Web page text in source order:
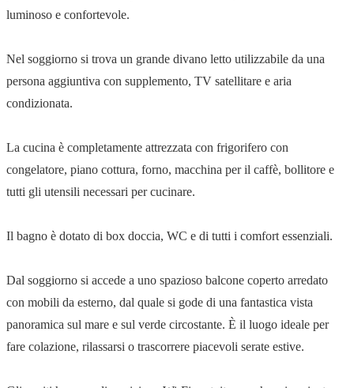
luminoso e confortevole.
Nel soggiorno si trova un grande divano letto utilizzabile da una
persona aggiuntiva con supplemento, TV satellitare e aria
condizionata.
La cucina è completamente attrezzata con frigorifero con
congelatore, piano cottura, forno, macchina per il caffè, bollitore e
tutti gli utensili necessari per cucinare.
Il bagno è dotato di box doccia, WC e di tutti i comfort essenziali.
Dal soggiorno si accede a uno spazioso balcone coperto arredato
con mobili da esterno, dal quale si gode di una fantastica vista
panoramica sul mare e sul verde circostante. È il luogo ideale per
fare colazione, rilassarsi o trascorrere piacevoli serate estive.